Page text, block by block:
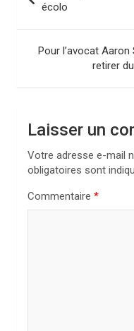
v
a
écolo
Pour l’avocat
retirer
Laisser un
Votre adresse e-mail
obligatoires sont
Commentaire *